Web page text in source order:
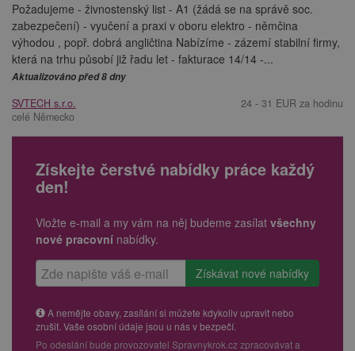
Požadujeme - živnostenský list - A1 (žádá se na správě soc.
zabezpečení) - vyučení a praxi v oboru elektro - němčina
výhodou , popř. dobrá angličtina Nabízíme - zázemí stabilní firmy,
která na trhu působí již řadu let - fakturace 14/14 -...
Aktualizováno před 8 dny
SVTECH s.r.o.
celé Německo
24 - 31 EUR za hodinu
Získejte čerstvé nabídky práce každý
den!
Vložte e-mail a my vám na něj budeme zasílat všechny
nové pracovní nabídky.
A nemějte obavy, zasílání si můžete kdykoliv upravit nebo
zrušit. Vaše osobní údaje jsou u nás v bezpečí.
Po odeslání bude provozovatel Spravnykrok.cz zpracovávat a